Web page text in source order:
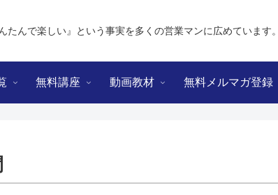
たんで楽しい』という事実を多くの営業マンに広めています。
無料講座 動画教材 無料メルマガ登録